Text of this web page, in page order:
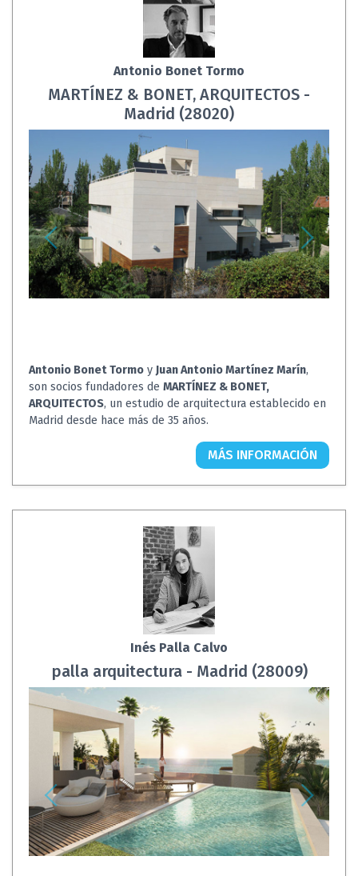
Antonio Bonet Tormo
MARTÍNEZ & BONET, ARQUITECTOS -
Madrid (28020)
Antonio Bonet Tormo y Juan Antonio Martínez Marín,
son socios fundadores de MARTÍNEZ & BONET,
ARQUITECTOS, un estudio de arquitectura establecido en
Madrid desde hace más de 35 años.
MÁS INFORMACIÓN
Inés Palla Calvo
palla arquitectura - Madrid (28009)